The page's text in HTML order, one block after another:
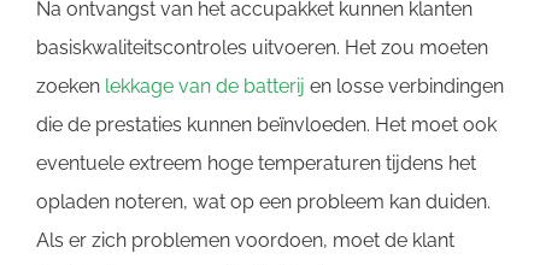
Na ontvangst van het accupakket kunnen klanten
basiskwaliteitscontroles uitvoeren. Het zou moeten
zoeken lekkage van de batterij en losse verbindingen
die de prestaties kunnen beïnvloeden. Het moet ook
eventuele extreem hoge temperaturen tijdens het
opladen noteren, wat op een probleem kan duiden.
Als er zich problemen voordoen, moet de klant